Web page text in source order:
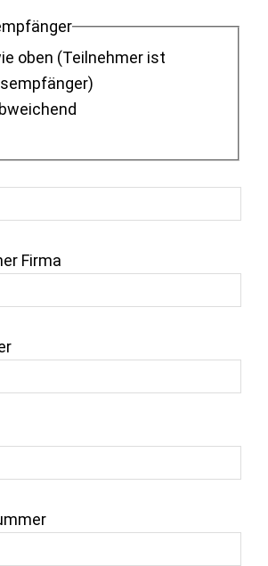
oben (Teilnehmer ist
Firma